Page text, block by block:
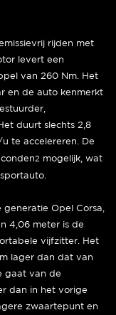
rijden met
levert een
van 260 Nm. Het
en de auto kenmerkt
duurt slechts 2,8
te accelereren. De
2 mogelijk, wat
generatie Opel Corsa,
4,06 meter is de
vijfzitter. Het
lager dan dat van
gaat van de
dan in het vorige
zwaartepunt en